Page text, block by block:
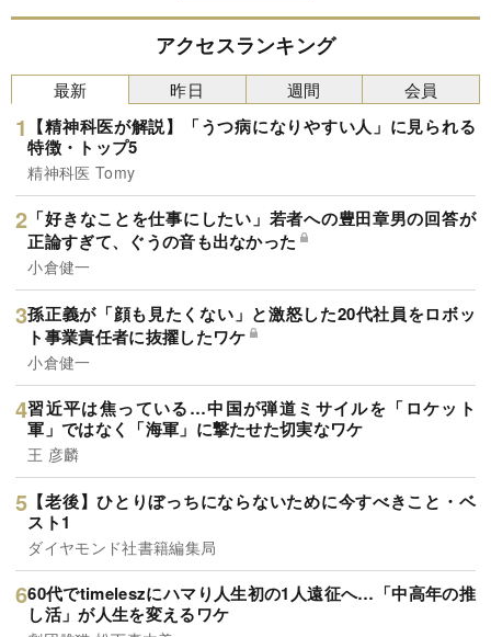
から、「なぜ、経営者は伸び悩んでしまうのか」
を一部抜粋して紹介する。アクセスランキング
最新
【精神科医が解説】「うつ病になりやすい人」に見られる
特徴・トップ5
精神科医 Tomy
「好きなことを仕事にしたい」若者への豊田章男の回答が
正論すぎて、ぐうの音も出なかった
小倉健一
孫正義が「顔も見たくない」と激怒した20代社員をロボッ
ト事業責任者に抜擢したワケ
小倉健一
習近平は焦っている…中国が弾道ミサイルを「ロケット
軍」ではなく「海軍」に撃たせた切実なワケ
王 彦麟
【老後】ひとりぼっちにならないために今すべきこと・ベ
スト1
ダイヤモンド社書籍編集局
60代でtimeleszにハマり人生初の1人遠征へ…「中高年の推
し活」が人生を変えるワケ
昨日 週間 会員